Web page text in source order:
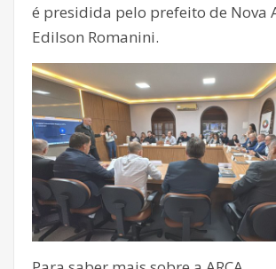
é presidida pelo prefeito de Nova
Edilson Romanini.